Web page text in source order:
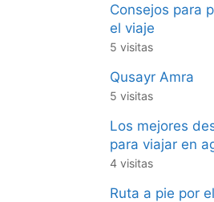
Consejos para
el viaje
5 visitas
Qusayr Amra
5 visitas
Los mejores
para viajar en
4 visitas
Ruta a pie por